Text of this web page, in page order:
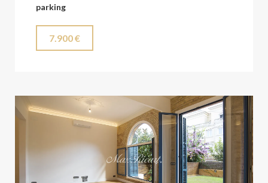
parking
7.900 €